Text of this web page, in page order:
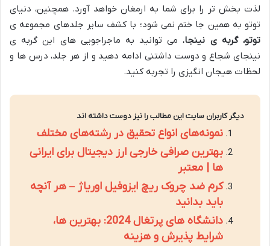
لذت بخش تر را برای شما به ارمغان خواهد آورد. همچنین، دنیای
توتو به همین جا ختم نمی شود؛ با کشف سایر جلدهای مجموعه ی
توتو، گربه ی نینجا، می توانید به ماجراجویی های این گربه ی
نینجای شجاع و دوست داشتنی ادامه دهید و از هر جلد، درس ها و
لحظات هیجان انگیزی را تجربه کنید.
دیگر کاربران سایت این مطالب را نیز دوست داشته اند
نمونه‌های انواع تحقیق در رشته‌های مختلف
بهترین صرافی خارجی ارز دیجیتال برای ایرانی
ها | معتبر
کرم ضد چروک ریچ ایزوفیل اوریاژ – هر آنچه
باید بدانید
دانشگاه های پرتغال 2024: بهترین ها،
شرایط پذیرش و هزینه